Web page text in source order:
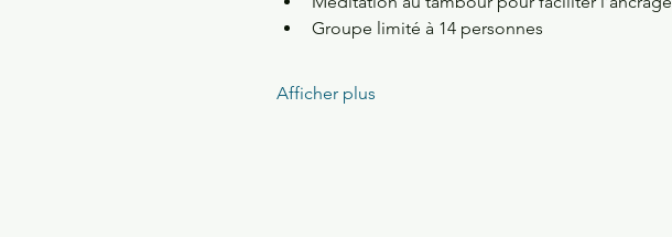
Groupe limité à 14 personnes
Afficher plus